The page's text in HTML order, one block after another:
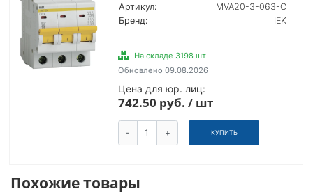
Артикул:
MVA20-3-063-C
Бренд:
IEK
На складе 3198 шт
Обновлено 09.08.2026
Цена для юр. лиц:
742.50 руб. / шт
- + КУПИТЬ
Похожие товары